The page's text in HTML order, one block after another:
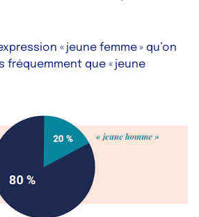
« jeune femme » qu’on
fréquemment que « jeune